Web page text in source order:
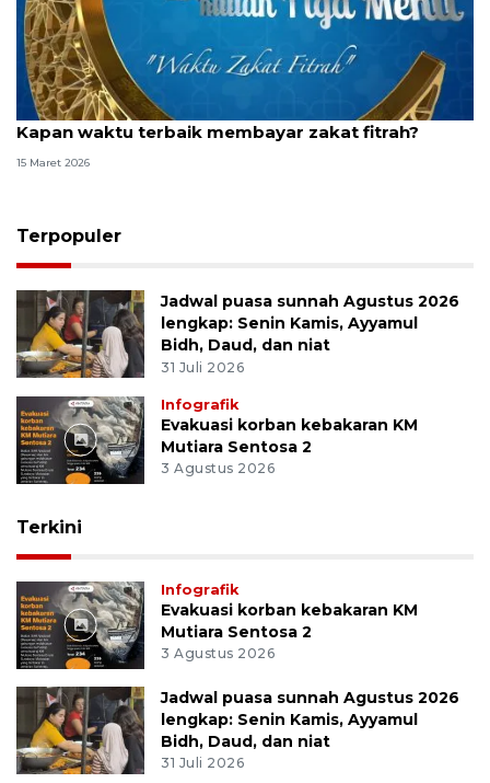
Kapan waktu terbaik membayar zakat fitrah?
15 Maret 2026
Terpopuler
Jadwal puasa sunnah Agustus 2026
lengkap: Senin Kamis, Ayyamul
Bidh, Daud, dan niat
31 Juli 2026
Infografik
Evakuasi korban kebakaran KM
Mutiara Sentosa 2
3 Agustus 2026
Terkini
Infografik
Evakuasi korban kebakaran KM
Mutiara Sentosa 2
3 Agustus 2026
Jadwal puasa sunnah Agustus 2026
lengkap: Senin Kamis, Ayyamul
Bidh, Daud, dan niat
31 Juli 2026